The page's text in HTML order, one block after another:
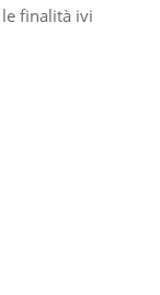
finalità ivi